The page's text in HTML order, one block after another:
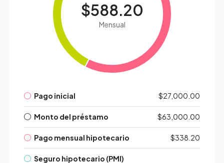
$588.20
Mensual
Pago inicial $27,000.00
Monto del préstamo $63,000.00
Pago mensual hipotecario $338.20
Seguro hipotecario (PMI)